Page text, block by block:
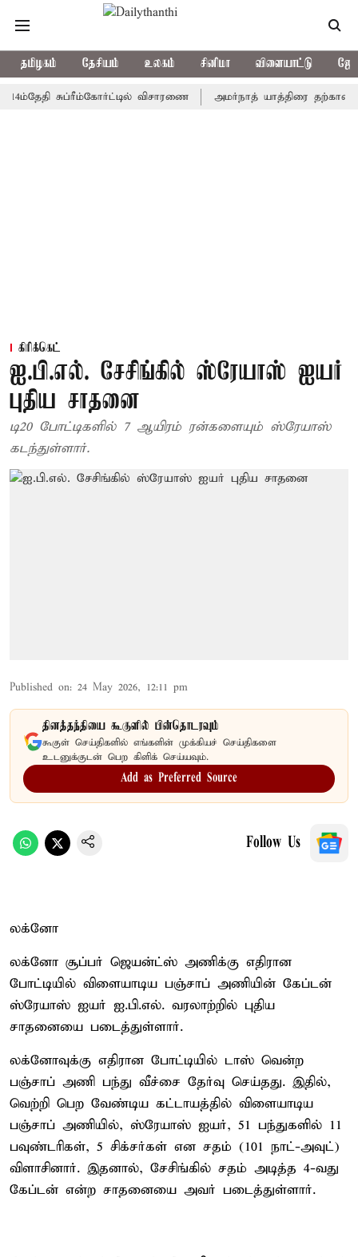
தமிழகம் தேசியம் உலகம் சினிமா விளையாட்டு
சுப்ரீம்கோர்ட்டில் விசாரணை அமர்நாத் யாத்திரை தற்காலிகமாக
கிரிக்கெட்
ஐ.பி.எல். சேசிங்கில் ஸ்ரேயாஸ் ஐயர்
புதிய சாதனை
டி20 போட்டிகளில் 7 ஆயிரம் ரன்களையும் ஸ்ரேயாஸ்
கடந்துள்ளார்.
Published on: 24 May 2026, 12:11 pm
தினத்தந்தியை கூகுளில் பின்தொடரவும்
கூகுள் செய்திகளில் எங்களின் முக்கியச் செய்திகளை
உடனுக்குடன் பெற கிளிக் செய்யவும்.
Add as Preferred Source
Follow Us
லக்னோ
லக்னோ சூப்பர் ஜெயன்ட்ஸ் அணிக்கு எதிரான
போட்டியில் விளையாடிய பஞ்சாப் அணியின் கேப்டன்
ஸ்ரேயாஸ் ஐயர் ஐ.பி.எல். வரலாற்றில் புதிய
சாதனையை படைத்துள்ளார்.
லக்னோவுக்கு எதிரான போட்டியில் டாஸ் வென்ற
பஞ்சாப் அணி பந்து வீச்சை தேர்வு செய்தது. இதில்,
வெற்றி பெற வேண்டிய கட்டாயத்தில் விளையாடிய
பஞ்சாப் அணியில், ஸ்ரேயாஸ் ஐயர், 51 பந்துகளில் 11
பவுண்டரிகள், 5 சிக்சர்கள் என சதம் (101 நாட்-அவுட்)
விளாசினார். இதனால், சேசிங்கில் சதம் அடித்த 4-வது
கேப்டன் என்ற சாதனையை அவர் படைத்துள்ளார்.